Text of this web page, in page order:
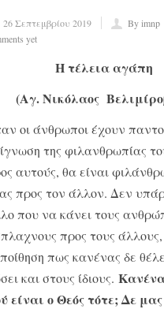
26 Σεπτεμβρίου 2019 By imnp
yet
Η τέλεια αγάπη
(Αγ. Νικόλαος
οι άνθρωποι έχουν
της φιλανθρωπίας
αυτούς, θα είναι
προς τον άλλον. Δεν
που να κάνει τους
προς τους άλλους,
πως κανένας δε
και στους ίδιους.
είναι ο Θεός τότε; Δε μας